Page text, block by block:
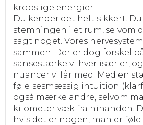
kropslige energier.
Du kender det helt sikkert.
stemningen i et rum, selvom
sagt noget. Vores
sammen. Der er dog forskel
sansestærke vi hver især er,
nuancer vi får med. Med en
følelsesmæssig intuition
også mærke andre, selvom
kilometer væk fra hinanden.
hvis det er nogen, man er